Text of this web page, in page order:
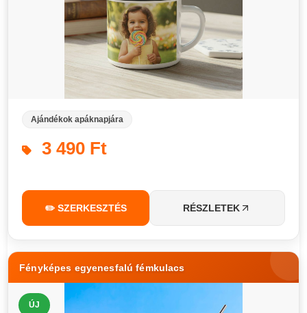
Ajándékok apáknapjára
3 490 Ft
✏️ SZERKESZTÉS RÉSZLETEK
Fényképes egyenesfalú fémkulacs
ÚJ